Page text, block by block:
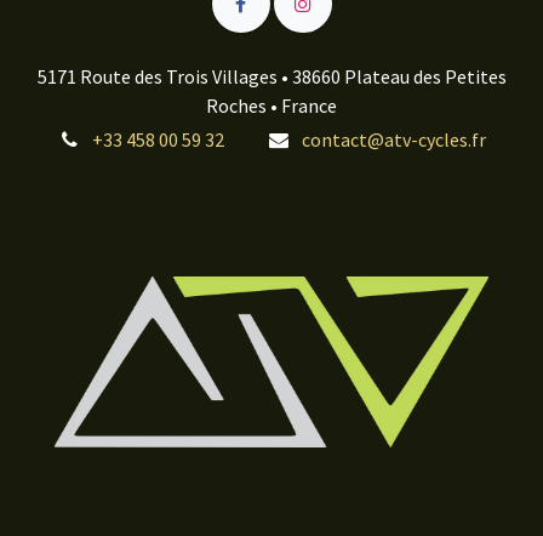
5171 Route des Trois Villages • 38660 Plateau des Petites
Roches • France
+33 458 00 59 32
contact@atv-cycles.fr